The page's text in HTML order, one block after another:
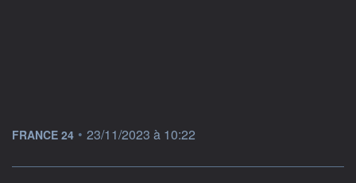
information fournie par
FRANCE 24 • 23/11/2023 à 10:22